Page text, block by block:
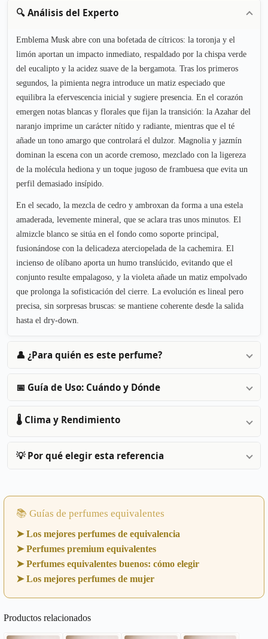
🔍 Análisis del Experto
Emblema Musk abre con una bofetada de cítricos: la toronja y el
limón aportan un impacto inmediato, respaldado por la chispa verde
del eucalipto y la acidez suave de la bergamota. Tras los primeros
segundos, la pimienta negra introduce un matiz especiado que
equilibra la efervescencia inicial y sugiere presencia. En el corazón
emergen notas blancas y florales que fijan la transición: la Azahar del
naranjo imprime un carácter nítido y radiante, mientras que el té
añade un tono amargo que controlará el dulzor. Magnolia y jazmín
dominan la escena con un acorde cremoso, mezclado con la ligereza
de la molécula hediona y un toque jugoso de frambuesa que evita un
perfil demasiado insípido.
En el secado, la mezcla de cedro y ambroxan da forma a una estela
amaderada, levemente mineral, que se aclara tras unos minutos. El
almizcle blanco se sitúa en el fondo como soporte principal,
fusionándose con la delicadeza aterciopelada de la cachemira. El
incienso de olíbano aporta un humo translúcido, evitando que el
conjunto resulte empalagoso, y la violeta añade un matiz empolvado
que prolonga la sofisticación del cierre. La evolución es lineal pero
precisa, sin sorpresas bruscas: se mantiene coherente desde la salida
hasta el dry-down.
👤 ¿Para quién es este perfume?
📅 Guía de Uso: Cuándo y Dónde
🌡️ Clima y Rendimiento
💡 Por qué elegir esta referencia
📚 Guías de perfumes equivalentes
➤ Los mejores perfumes de equivalencia
➤ Perfumes premium equivalentes
➤ Perfumes equivalentes buenos: cómo elegir
➤ Los mejores perfumes de mujer
Productos relacionados